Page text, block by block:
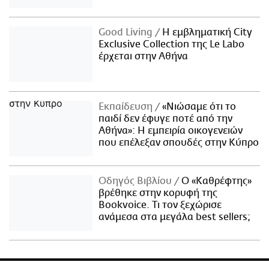
Good Living
Η εμβληματική City
Exclusive Collection της Le Labo
έρχεται στην Αθήνα
Εκπαίδευση
«Νιώσαμε ότι το
παιδί δεν έφυγε ποτέ από την
Αθήνα»: Η εμπειρία οικογενειών
που επέλεξαν σπουδές στην Κύπρο
Οδηγός Βιβλίου
Ο «Καθρέφτης»
βρέθηκε στην κορυφή της
Bookvoice. Τι τον ξεχώρισε
ανάμεσα στα μεγάλα best sellers;